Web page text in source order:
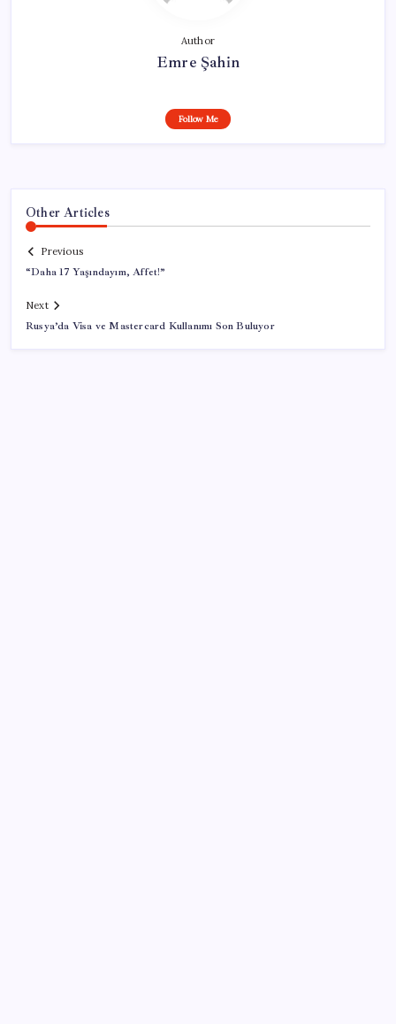
Author
Emre Şahin
Follow Me
Other Articles
Previous
“Daha 17 Yaşındayım, Affet!”
Next
Rusya’da Visa ve Mastercard Kullanımı Son Buluyor